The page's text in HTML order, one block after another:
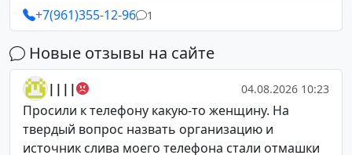
+7(961)355-12-96 1
Новые отзывы на сайте
|||| 04.08.2026 10:23
Просили к телефону какую-то женщину. На
твердый вопрос назвать организацию и
источник слива моего телефона стали отмашки